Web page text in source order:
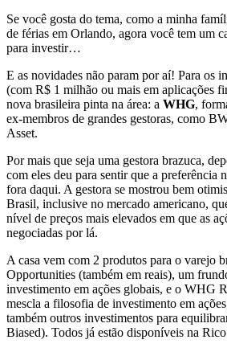
Se você gosta do tema, como a minha
de férias em Orlando, agora você tem um
para investir…
E as novidades não param por aí! Para os
(com R$ 1 milhão ou mais em aplicações
nova brasileira pinta na área: a WHG,
ex-membros de grandes gestoras, como
Asset.
Por mais que seja uma gestora brazuca,
com eles deu para sentir que a preferência
fora daqui. A gestora se mostrou bem
Brasil, inclusive no mercado americano,
nível de preços mais elevados em que as
negociadas por lá.
A casa vem com 2 produtos para o varejo
Opportunities (também em reais), um
investimento em ações globais, e o WHG
mescla a filosofia de investimento em
também outros investimentos para
Biased). Todos já estão disponíveis na